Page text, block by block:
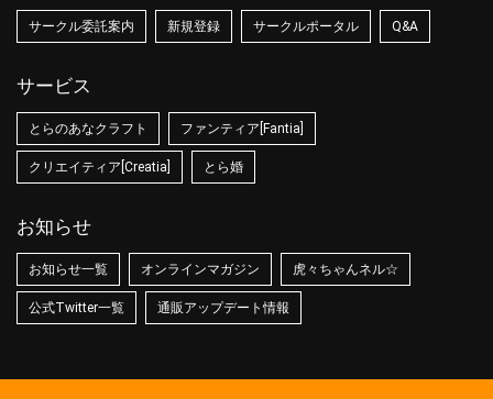
サークル委託案内 新規登録 サークルポータル Q&A
サービス
とらのあなクラフト ファンティア[Fantia]
クリエイティア[Creatia] とら婚
お知らせ
お知らせ一覧 オンラインマガジン 虎々ちゃんネル☆
公式Twitter一覧 通販アップデート情報